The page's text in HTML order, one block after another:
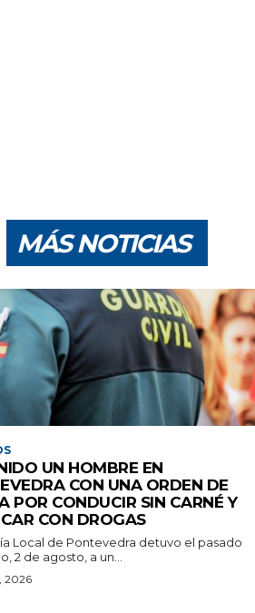
MÁS NOTICIAS
UN HOMBRE EN
CON UNA ORDEN DE
POR CONDUCIR SIN CARNÉ Y
CON DROGAS
Local de Pontevedra detuvo el pasado
2 de agosto, a un...
2026